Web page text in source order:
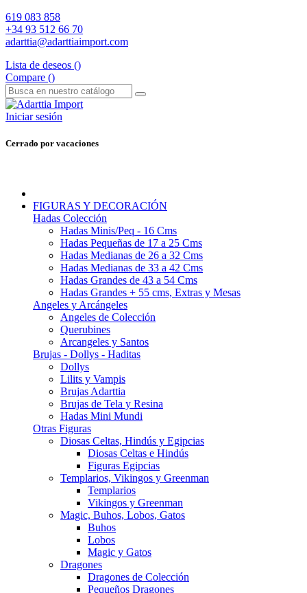
619 083 858
+34 93 512 66 70
adarttia@adarttiaimport.com
Lista de deseos ()
Compare ()
Iniciar sesión
Cerrado por vacaciones
FIGURAS Y DECORACIÓN
Hadas Colección
Hadas Minis/Peq - 16 Cms
Hadas Pequeñas de 17 a 25 Cms
Hadas Medianas de 26 a 32 Cms
Hadas Medianas de 33 a 42 Cms
Hadas Grandes de 43 a 54 Cms
Hadas Grandes + 55 cms, Extras y Mesas
Angeles y Arcángeles
Angeles de Colección
Querubines
Arcangeles y Santos
Brujas - Dollys - Haditas
Dollys
Lilits y Vampis
Brujas Adarttia
Brujas de Tela y Resina
Hadas Mini Mundi
Otras Figuras
Diosas Celtas, Hindús y Egipcias
Diosas Celtas e Hindús
Figuras Egipcias
Templarios, Vikingos y Greenman
Templarios
Vikingos y Greenman
Magic, Buhos, Lobos, Gatos
Buhos
Lobos
Magic y Gatos
Dragones
Dragones de Colección
Pequeños Dragones